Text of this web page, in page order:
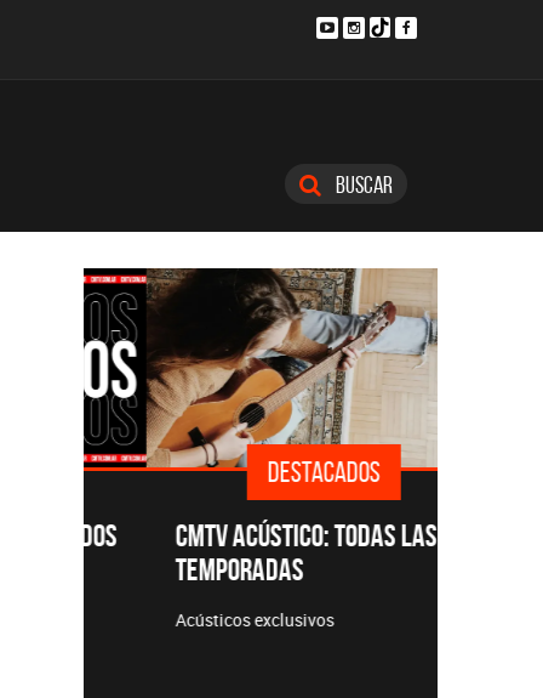
Buscar
DESTACADOS
CMTV ACÚSTICO: TODAS LAS
TEMPORADAS
Acústicos exclusivos